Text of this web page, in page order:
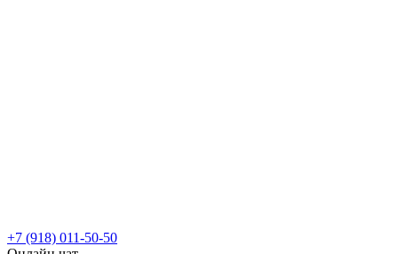
+7 (918) 011-50-50